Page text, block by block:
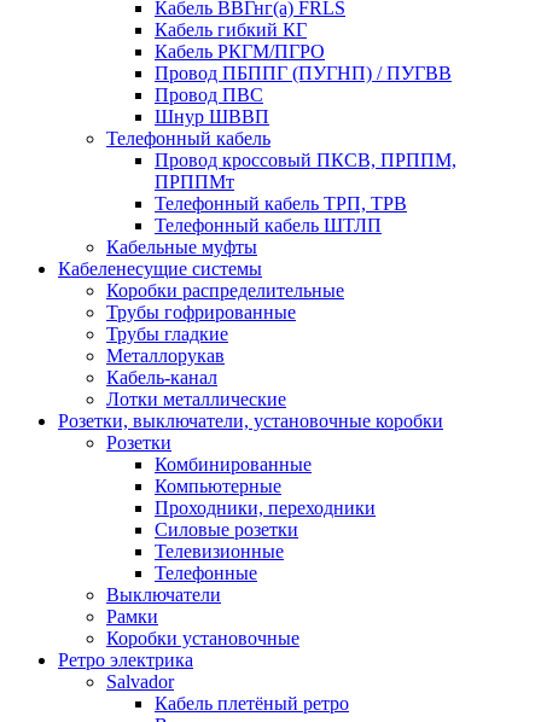
Кабель ВВГнг(а) FRLS
Кабель гибкий КГ
Кабель РКГМ/ПГРО
Провод ПБППГ (ПУГНП) / ПУГВВ
Провод ПВС
Шнур ШВВП
Телефонный кабель
Провод кроссовый ПКСВ, ПРППМ,
ПРППМт
Телефонный кабель ТРП, ТРВ
Телефонный кабель ШТЛП
Кабельные муфты
Кабеленесущие системы
Коробки распределительные
Трубы гофрированные
Трубы гладкие
Металлорукав
Кабель-канал
Лотки металлические
Розетки, выключатели, установочные коробки
Розетки
Комбинированные
Компьютерные
Проходники, переходники
Силовые розетки
Телевизионные
Телефонные
Выключатели
Рамки
Коробки установочные
Ретро электрика
Salvador
Кабель плетёный ретро